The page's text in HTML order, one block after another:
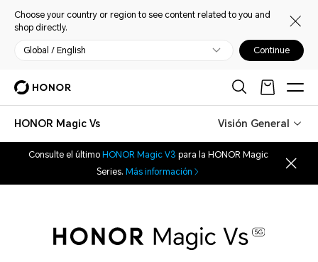
Choose your country or region to see content related to you and
shop directly.
Global / English Continue
HONOR Magic Vs Visión General
Consulte el último HONOR Magic V3 para la HONOR Magic
Series. Más información